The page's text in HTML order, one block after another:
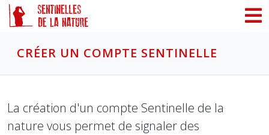
CRÉER UN COMPTE SENTINELLE
La création d'un compte Sentinelle de la
nature vous permet de signaler des
Panneau de gestion des cookies